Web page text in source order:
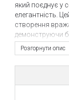
Розгорнути опис
який поєднує у
елегантність.
створення
демонструючи
Особливістю
розкішністю,
текстур, вона